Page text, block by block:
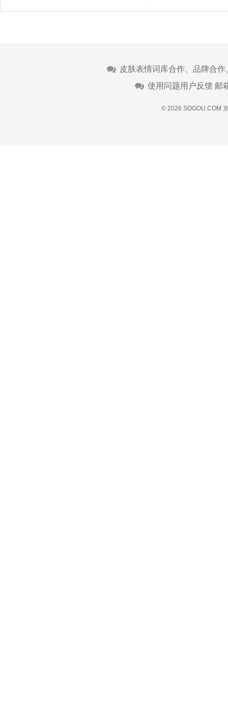
皮肤表情词库合作、品牌合
使用问题用户反馈 邮
© 2026 SOGOU.COM